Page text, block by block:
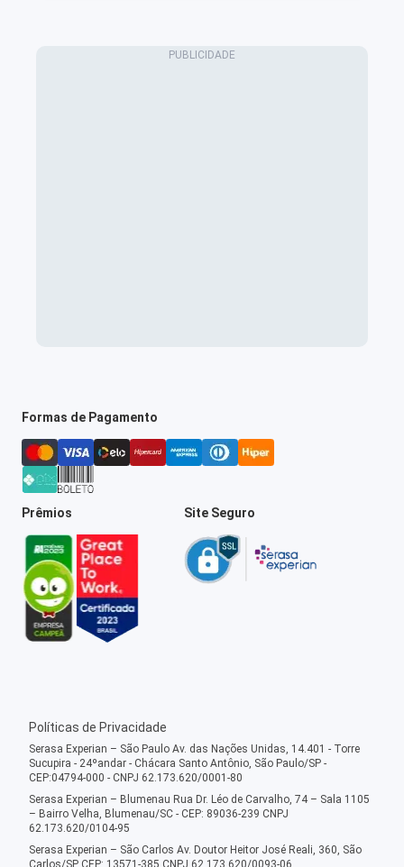
Formas de Pagamento
Prêmios Site Seguro
Políticas de Privacidade
Serasa Experian – São Paulo Av. das Nações Unidas, 14.401 - Torre
Sucupira - 24ºandar - Chácara Santo Antônio, São Paulo/SP -
CEP:04794-000 - CNPJ 62.173.620/0001-80
Serasa Experian – Blumenau Rua Dr. Léo de Carvalho, 74 – Sala 1105
– Bairro Velha, Blumenau/SC - CEP: 89036-239 CNPJ
62.173.620/0104-95
Serasa Experian – São Carlos Av. Doutor Heitor José Reali, 360, São
Carlos/SP CEP: 13571-385 CNPJ 62.173.620/0093-06